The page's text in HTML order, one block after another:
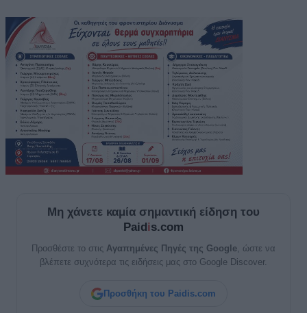
Μη χάνετε καμία σημαντική είδηση του
Paidis.com
Προσθέστε το στις Αγαπημένες Πηγές της Google, ώστε να
βλέπετε συχνότερα τις ειδήσεις μας στο Google Discover.
Προσθήκη του Paidis.com